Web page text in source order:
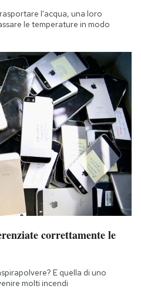
l'acqua, una loro
le temperature in modo
correttamente le
E quella di uno
molti incendi